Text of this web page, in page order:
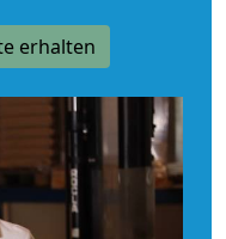
erhalten